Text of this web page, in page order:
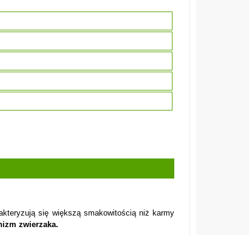
się większą smakowitością niż karmy
zwierzaka.